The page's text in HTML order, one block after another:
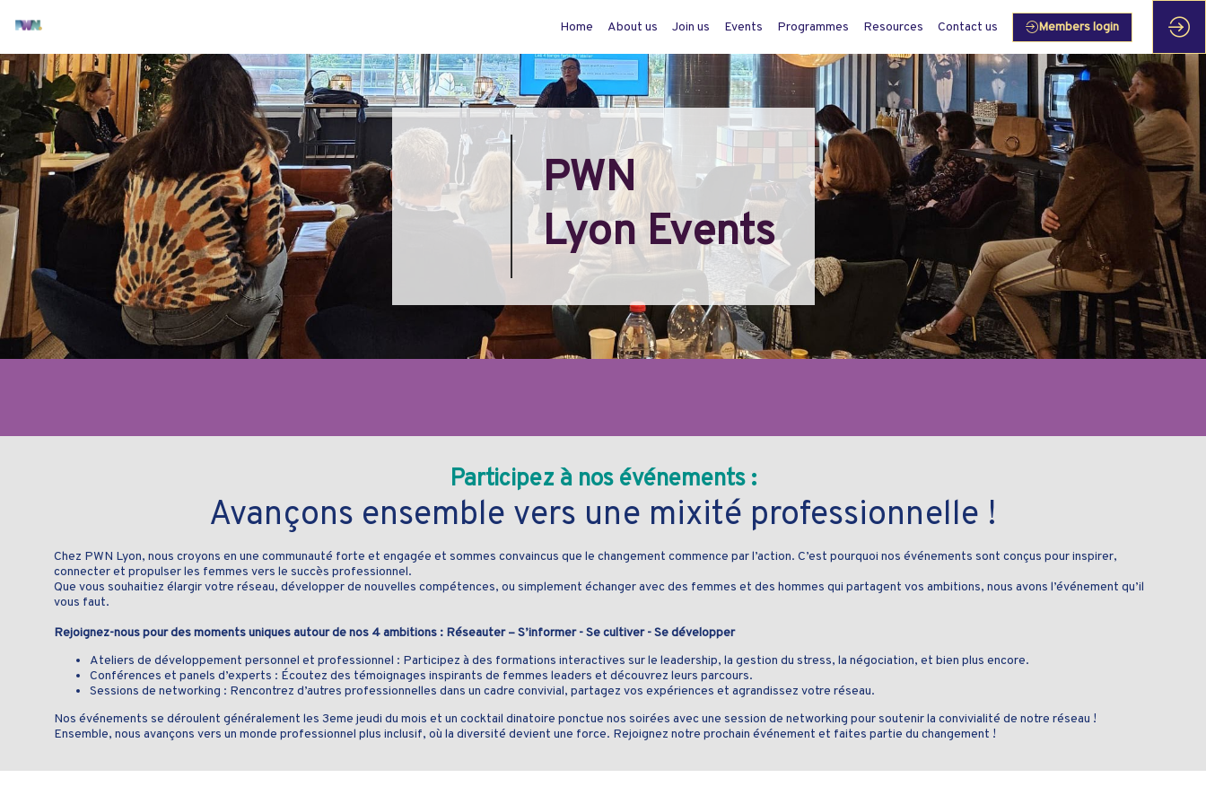
Home About us Join us Events Programmes Resources Contact us Members login
PWN
LyonEvents
Participez à nos événements :
Avançons ensemble vers une mixité professionnelle !
Chez PWN Lyon, nous croyons en une communauté forte et engagée et sommes convaincus que le changement commence par l’action. C’est pourquoi nos événements sont conçus pour inspirer,
connecter et propulser les femmes vers le succès professionnel.
Que vous souhaitiez élargir votre réseau, développer de nouvelles compétences, ou simplement échanger avec des femmes et des hommes qui partagent vos ambitions, nous avons l’événement qu’il
vous faut.
Rejoignez-nous pour des moments uniques autour de nos 4 ambitions : Réseauter – S’informer - Se cultiver - Se développer
Ateliers de développement personnel et professionnel : Participez à des formations interactives sur le leadership, la gestion du stress, la négociation, et bien plus encore.
Conférences et panels d’experts : Écoutez des témoignages inspirants de femmes leaders et découvrez leurs parcours.
Sessions de networking : Rencontrez d’autres professionnelles dans un cadre convivial, partagez vos expériences et agrandissez votre réseau.
Nos événements se déroulent généralement les 3eme jeudi du mois et un cocktail dinatoire ponctue nos soirées avec une session de networking pour soutenir la convivialité de notre réseau !
Ensemble, nous avançons vers un monde professionnel plus inclusif, où la diversité devient une force. Rejoignez notre prochain événement et faites partie du changement !